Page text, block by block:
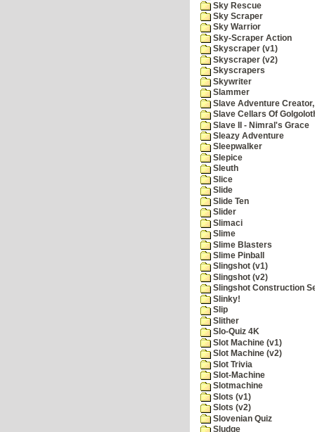
Sky Rescue
Sky Scraper
Sky Warrior
Sky-Scraper Action
Skyscraper (v1)
Skyscraper (v2)
Skyscrapers
Skywriter
Slammer
Slave Adventure Creator,
Slave Cellars Of
Slave II - Nimral's Grace
Sleazy Adventure
Sleepwalker
Slepice
Sleuth
Slice
Slide
Slide Ten
Slider
Slimaci
Slime
Slime Blasters
Slime Pinball
Slingshot (v1)
Slingshot (v2)
Slingshot Construction
Slinky!
Slip
Slither
Slo-Quiz 4K
Slot Machine (v1)
Slot Machine (v2)
Slot Trivia
Slot-Machine
Slotmachine
Slots (v1)
Slots (v2)
Slovenian Quiz
Sludge